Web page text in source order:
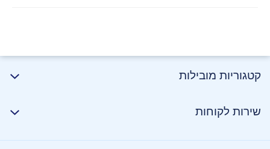
מברשת רצפה DUO CLEAN
– ראש אחד, שתי מברשות
קטגוריות מובילות
שירות לקוחות